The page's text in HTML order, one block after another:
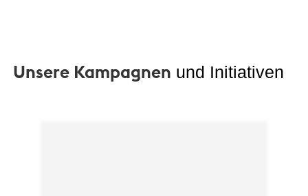
Unsere Kampagnen und Initiativen